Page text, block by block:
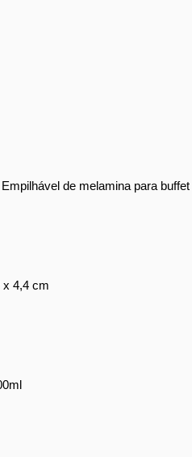
de melamina para buffet
x 4,4 cm